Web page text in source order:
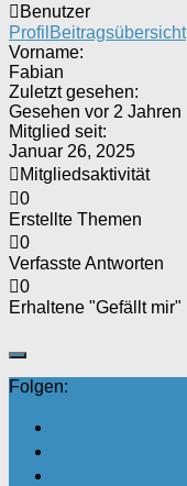
Benutzer
Profil Beitragsübersicht
Vorname:
Fabian
Zuletzt gesehen:
Gesehen vor 2 Jahren
Mitglied seit:
Januar 26, 2025
Mitgliedsaktivität
0
Erstellte Themen
0
Verfasste Antworten
0
Erhaltene "Gefällt mir"
Folgen: